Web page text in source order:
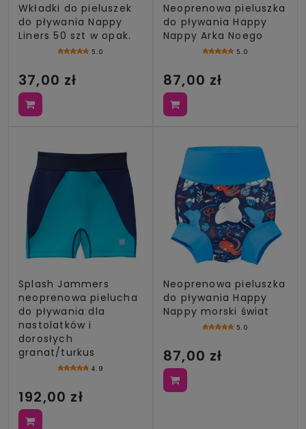
Wkładki do pieluszek
do pływania Nappy
Liners 50 szt w opak.
5.0
37,00 zł
Neoprenowa pieluszka
do pływania Happy
Nappy Arka Noego
5.0
87,00 zł
Splash Jammers
neoprenowa pielucha
do pływania dla
nastolatków i
dorosłych
granat/turkus
4.9
192,00 zł
Neoprenowa pieluszka
do pływania Happy
Nappy morski świat
5.0
87,00 zł